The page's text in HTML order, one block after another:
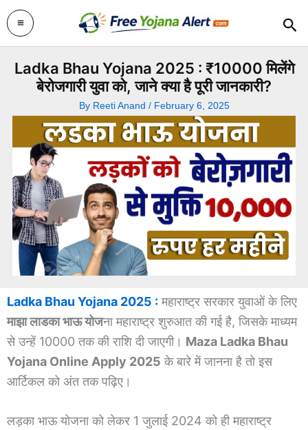
Skip
to
content
Ladka Bhau Yojana 2025 : ₹10000 मिलेंगे
बेरोजगारी युवा को, जाने क्या है पूरी जानकारी?
By Reeti Anand / February 6, 2025
Ladka Bhau Yojana 2025 :महाराष्ट्र सरकार युवाओं के लिए
माझा लाडका भाऊ योजना महाराष्ट्र शुरुआत की गई है, जिसके माध्यम
से उन्हें 10000 तक की राशि दी जाएगी। Maza Ladka Bhau
Yojana Online Apply 2025 के बारे में जानना है तो इस
आर्टिकल को अंत तक पढ़िए।
लड़का भाऊ योजना को लेकर 1 जुलाई 2024 को ही महाराष्ट्र